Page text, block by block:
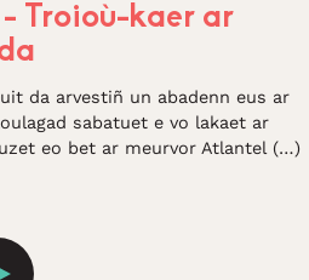
Troioù-kaer ar
da arvestiñ un abadenn eus ar
sabatuet e vo lakaet ar
eo bet ar meurvor Atlantel (…)